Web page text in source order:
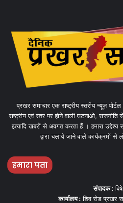
प्रखर समाचार एक राष्ट्रीय स्तरीय न्यूज़
राष्ट्रीय एवं स्तर पर होने वाली घटनाओ,
इत्यादि खबरों से अवगत करता हैं । हमारा
द्वारा चलाये जाने वाले कार्यक्रमों से
हमारा पता
संपादक :
कार्यालय : शिव रोड प्रखर